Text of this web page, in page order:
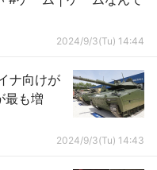
2024/9/3(Tu) 14:44
ナ向けが
最も増
2024/9/3(Tu) 14:43